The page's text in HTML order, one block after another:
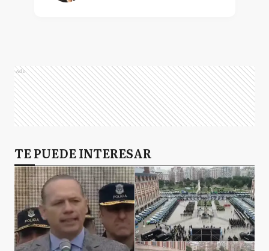
Ads
TE PUEDE INTERESAR